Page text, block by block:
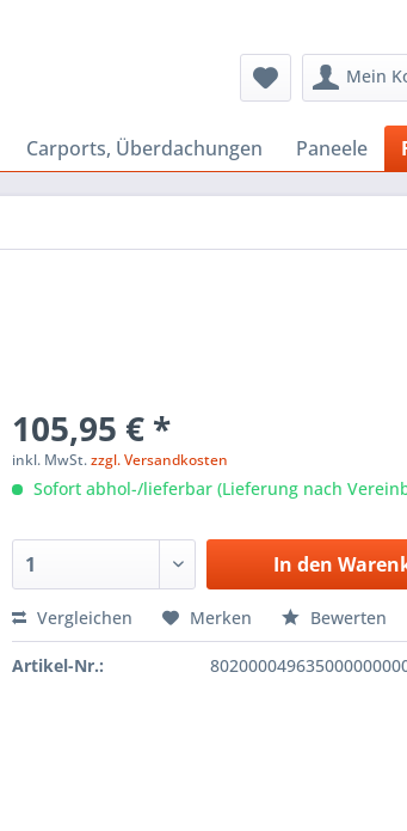
Mein
Carports, Überdachungen Paneele
105,95 € *
inkl. MwSt.zzgl. Versandkosten
Sofort abhol-/lieferbar (Lieferung nach
In den
Vergleichen Merken Bewerten
Artikel-Nr.: